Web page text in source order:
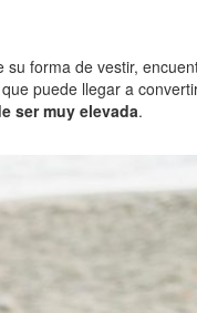
forma de vestir,
puede llegar a
ser muy elevada.